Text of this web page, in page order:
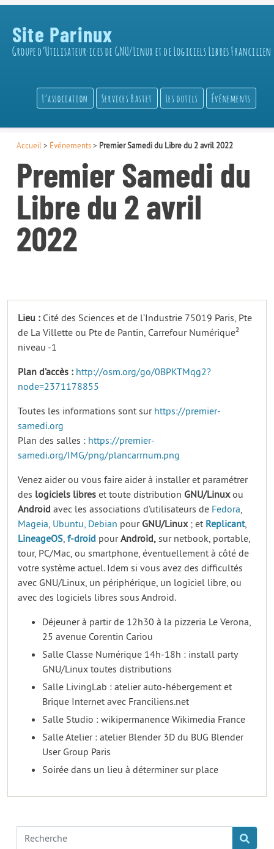
Site Parinux
Groupe d’Utilisateur·ices de GNU/Linux et de Logiciels Libres Francilien
L’association Services Bastet Les outils Événements
Accueil > Événements> Premier Samedi du Libre du 2 avril 2022
Premier Samedi du
Libre du 2 avril
2022
Lieu : Cité des Sciences et de l’Industrie 75019 Paris, Pte
de La Villette ou Pte de Pantin, Carrefour Numérique²
niveau -1
Plan d’accès : http://osm.org/go/0BPKTMqg2?
node=2371178855
Toutes les informations sont sur https://premier-
samedi.org
Plan des salles : https://premier-
samedi.org/IMG/png/plancarrnum.png
Venez aider ou vous faire aider à installer et paramétrer
des logiciels libres et toute distribution GNU/Linuxou
Android avec les associations d’utilisateurs de Fedora,
Mageia, Ubuntu, Debian pour GNU/Linux; et Replicant,
LineageOS, f-droid pourAndroid, sur netbook, portable,
tour, PC/Mac, ou smartphone, éventuellement à côté de
votre système actuel. Idem si vous avez des difficultés
avec GNU/Linux, un périphérique, un logiciel libre, ou
avec des logiciels libres sous Android.
Déjeuner à partir de 12h30 à la pizzeria Le Verona,
25 avenue Corentin Cariou
Salle Classe Numérique 14h-18h : install party
GNU/Linux toutes distributions
Salle LivingLab : atelier auto-hébergement et
Brique Internet avec Franciliens.net
Salle Studio : wikipermanence Wikimedia France
Salle Atelier : atelier Blender 3D du BUG Blender
User Group Paris
Soirée dans un lieu à déterminer sur place